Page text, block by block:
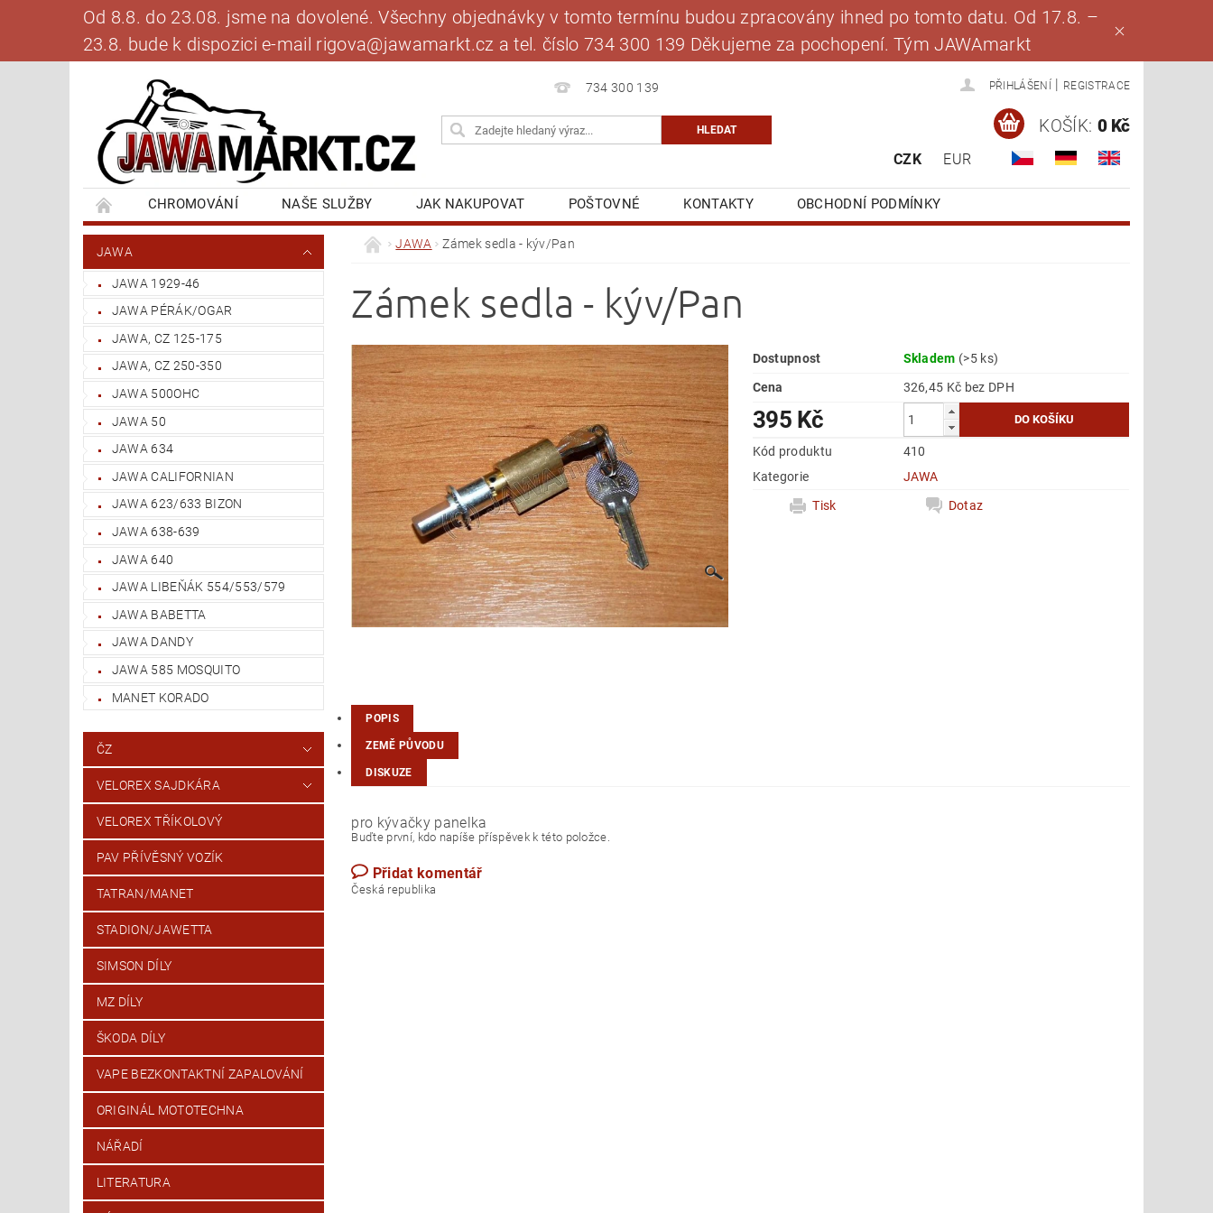
Od 8.8. do 23.08. jsme na dovolené. Všechny objednávky v tomto termínu budou zpracovány ihned po tomto datu. Od 17.8. –
23.8. bude k dispozici e-mail rigova@jawamarkt.cz a tel. číslo 734 300 139 Děkujeme za pochopení. Tým JAWAmarkt
734 300 139 PŘIHLÁŠENÍ REGISTRACE
CZK EUR
KOŠÍK: 0 Kč
CHROMOVÁNÍ NAŠE SLUŽBY JAK NAKUPOVAT POŠTOVNÉ KONTAKTY
OBCHODNÍ PODMÍNKY
BANKOVNÍ SPOJENÍ
NAPIŠTE NÁM BLOG MOJE OBJEDNÁVKA
JAWA
JAWA 1929-46
JAWA PÉRÁK/OGAR
JAWA, CZ 125-175
JAWA, CZ 250-350
JAWA 500OHC
JAWA 50
JAWA 634
JAWA CALIFORNIAN
JAWA 623/633 BIZON
JAWA 638-639
JAWA 640
JAWA LIBEŇÁK 554/553/579
JAWA BABETTA
JAWA DANDY
JAWA 585 MOSQUITO
MANET KORADO
ČZ
VELOREX SAJDKÁRA
VELOREX TŘÍKOLOVÝ
PAV PŘÍVĚSNÝ VOZÍK
TATRAN/MANET
STADION/JAWETTA
SIMSON DÍLY
MZ DÍLY
ŠKODA DÍLY
VAPE BEZKONTAKTNÍ ZAPALOVÁNÍ
ORIGINÁL MOTOTECHNA
NÁŘADÍ
LITERATURA
JAWA Zámek sedla - kýv/Pan
Zámek sedla - kýv/Pan
Dostupnost Skladem (>5 ks)
Cena
326,45 Kč bez DPH
395 Kč
Kód produktu
410
Kategorie
JAWA
Tisk
Dotaz
POPIS
ZEMĚ PŮVODU
DISKUZE
pro kývačky panelka
Buďte první, kdo napíše příspěvek k této položce.
Přidat komentář
Česká republika